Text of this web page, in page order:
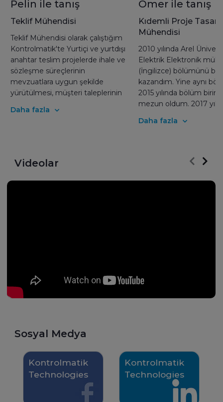
Pelin ile tanış
Teklif Mühendisi
Teklif Mühendisi olarak çalıştığım
Kontrolmatik'te Yurtiçi ve yurtdışı
anahtar teslim projelerde ihale ve
sözleşme süreçlerinin
mevzuatlara uygun şekilde
yürütülmesi, müşteri taleplerinin
çözümler sunulması, maliyet
geçen gün farklı projelerin
Kontrolmatik bünyesinde inşa
edilmesinin ilk aşamasında
desteklemesiyle sevdiğim işi bu
şirkette yapıyor olmak bana şanslı
hissettiriyor.
Daha fazla
Ömer ile tanış
Kıdemli Proje
Mühendisi
2010 yılında Arel
Elektrik Elektronik
(İngilizce) bölümünü
kazandım. Yine aynı
2015 yılında bölüm
mezun oldum. 2017
katıldım. Kıdemli proje
mühendislik
kontrol eden geleceği
Daha fazla
Videolar
Sosyal Medya
Kontrolmatik
Technologies
Kontrolmatik
Technologies